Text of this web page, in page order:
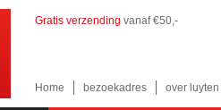
Gratis verzending vanaf €50,-
Home bezoekadres over